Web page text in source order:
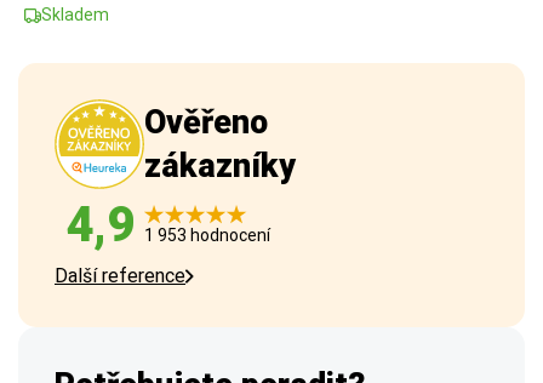
Skladem
Ověřeno
zákazníky
4,9 1 953 hodnocení
Další reference